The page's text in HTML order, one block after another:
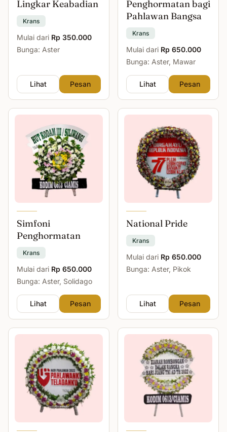
Lingkar Keabadian
Krans
Mulai dari Rp 350.000
Bunga: Aster
Lihat Pesan
Penghormatan bagi
Pahlawan Bangsa
Krans
Mulai dari Rp 650.000
Bunga: Aster, Mawar
Lihat Pesan
Simfoni
Penghormatan
Krans
Mulai dari Rp 650.000
Bunga: Aster, Solidago
Lihat Pesan
National Pride
Krans
Mulai dari Rp 650.000
Bunga: Aster, Pikok
Lihat Pesan